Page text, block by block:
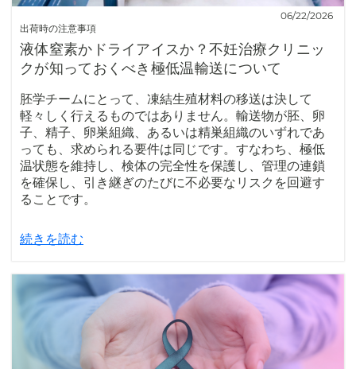
出荷時の注意事項
06/22/2026
液体窒素かドライアイスか？不妊治療クリニッ
クが知っておくべき極低温輸送について
胚学チームにとって、凍結生殖材料の移送は決して
軽々しく行えるものではありません。輸送物が胚、卵
子、精子、卵巣組織、あるいは精巣組織のいずれであ
っても、求められる要件は同じです。すなわち、極低
温状態を維持し、検体の完全性を保護し、管理の連鎖
を確保し、引き継ぎのたびに不必要なリスクを回避す
ることです。
続きを読む